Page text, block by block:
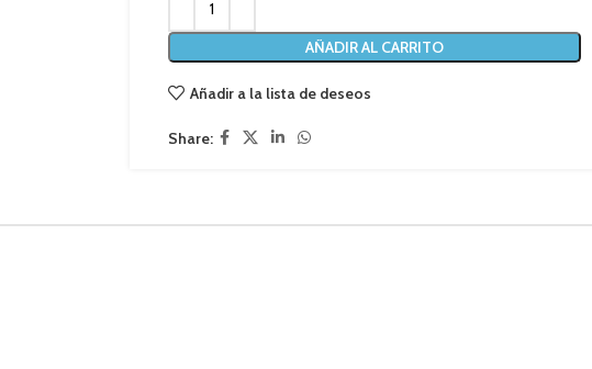
AÑADIR AL CARRITO
Añadir a la lista de deseos
Share: